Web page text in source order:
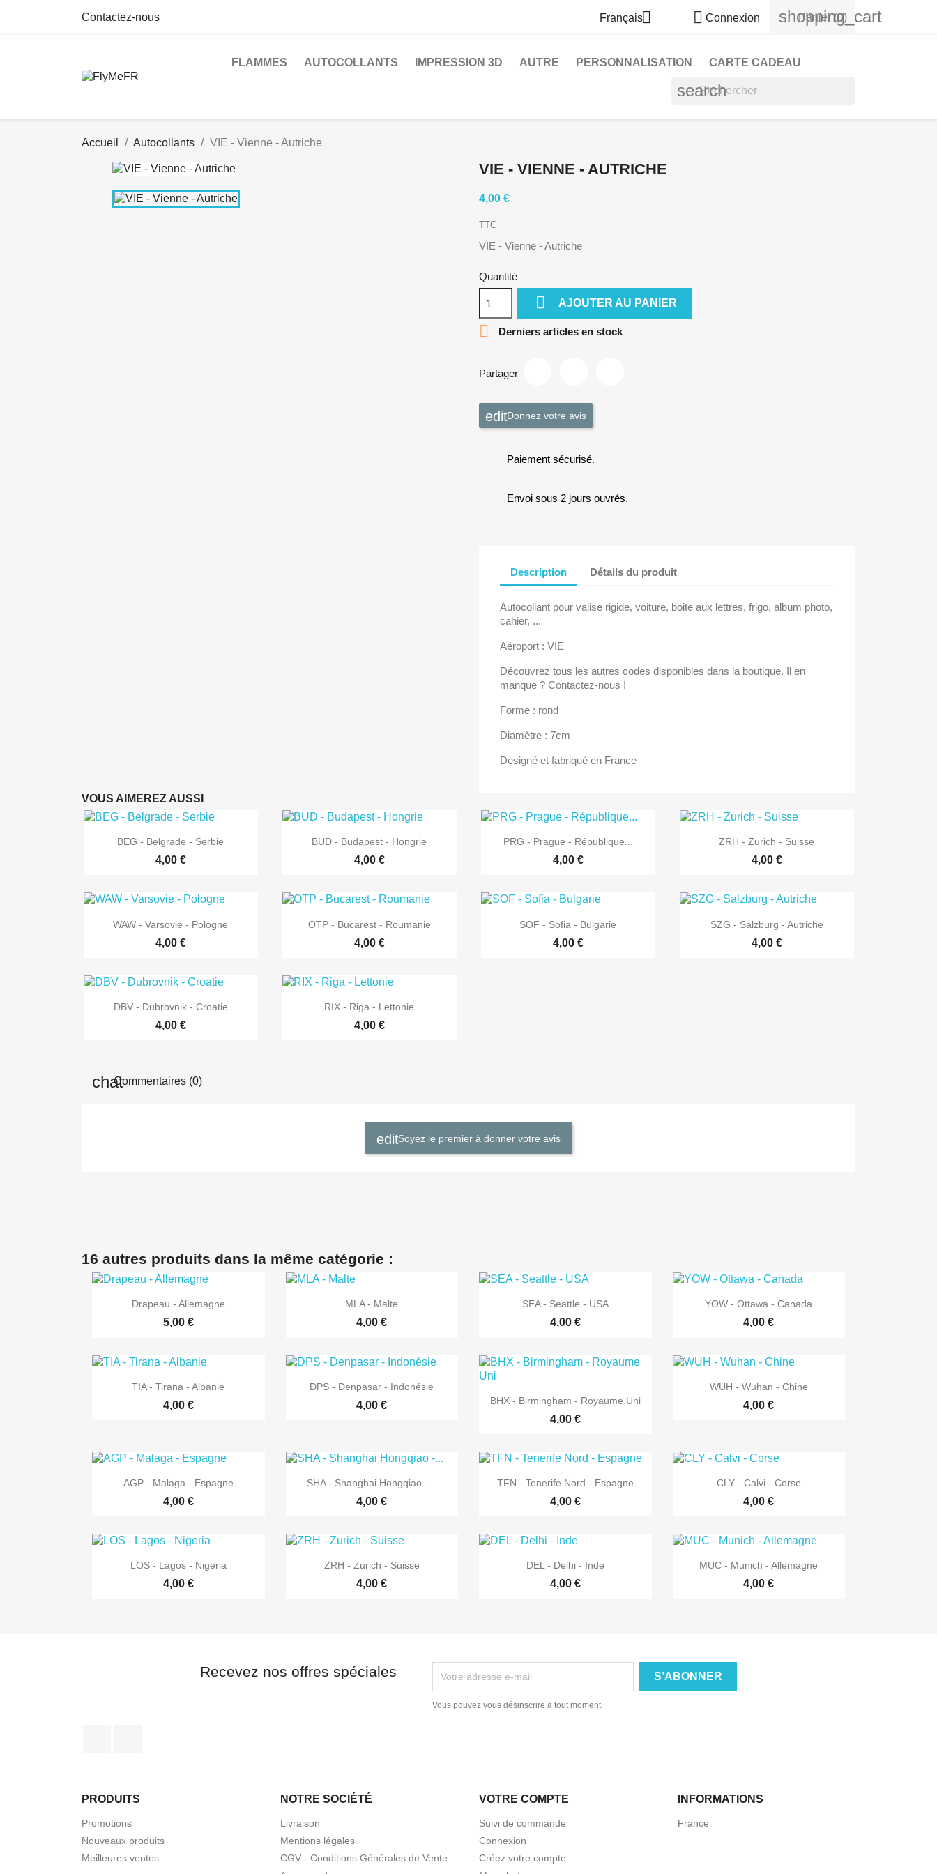
Contactez-nous Français  Connexion shopping_cart
Panier (0)
FLAMMES AUTOCOLLANTS IMPRESSION 3D AUTRE PERSONNALISATION CARTE CADEAU
search
Accueil Autocollants VIE - Vienne - Autriche
VIE - VIENNE - AUTRICHE
4,00 €
TTC
VIE - Vienne - Autriche
Quantité
 AJOUTER AU PANIER
 Derniers articles en stock
Partager
Donnez votre avis
Paiement sécurisé.
Envoi sous 2 jours ouvrés.
Description Détails du produit
Autocollant pour valise rigide, voiture, boite aux lettres, frigo, album photo,
cahier, ...
Aéroport : VIE
Découvrez tous les autres codes disponibles dans la boutique. Il en
manque ? Contactez-nous !
Forme : rond
Diamètre : 7cm
Designé et fabriqué en France
VOUS AIMEREZ AUSSI
 Aperçu rapide
BEG - Belgrade - Serbie
4,00 €
 Aperçu rapide
BUD - Budapest - Hongrie
4,00 €
 Aperçu rapide
PRG - Prague - République...
4,00 €
 Aperçu rapide
ZRH - Zurich - Suisse
4,00 €
 Aperçu rapide
WAW - Varsovie - Pologne
4,00 €
 Aperçu rapide
OTP - Bucarest - Roumanie
4,00 €
 Aperçu rapide
SOF - Sofia - Bulgarie
4,00 €
 Aperçu rapide
SZG - Salzburg - Autriche
4,00 €
 Aperçu rapide
DBV - Dubrovnik - Croatie
4,00 €
 Aperçu rapide
RIX - Riga - Lettonie
4,00 €
Commentaires (0)
Soyez le premier à donner votre avis
16 autres produits dans la même catégorie :
 Aperçu rapide
Drapeau - Allemagne
5,00 €
Aperçu rapide
MLA - Malte
4,00 €
 Aperçu rapide
SEA - Seattle - USA
4,00 €
 Aperçu rapide
YOW - Ottawa - Canada
4,00 €
 Aperçu rapide
TIA - Tirana - Albanie
4,00 €
 Aperçu rapide
DPS - Denpasar - Indonésie
4,00 €  Aperçu rapide
BHX - Birmingham - Royaume Uni
4,00 €
 Aperçu rapide
WUH - Wuhan - Chine
4,00 €
 Aperçu rapide
AGP - Malaga - Espagne
4,00 €
 Aperçu rapide
SHA - Shanghai Hongqiao -...
4,00 €
 Aperçu rapide
TFN - Tenerife Nord - Espagne
4,00 €
 Aperçu rapide
CLY - Calvi - Corse
4,00 €
 Aperçu rapide
LOS - Lagos - Nigeria
4,00 €
 Aperçu rapide
ZRH - Zurich - Suisse
4,00 €
 Aperçu rapide
DEL - Delhi - Inde
4,00 €
 Aperçu rapide
MUC - Munich - Allemagne
4,00 €
Recevez nos offres spéciales
Vous pouvez vous désinscrire à tout moment.
PRODUITS
Promotions
Nouveaux produits
Meilleures ventes
NOTRE SOCIÉTÉ
Livraison
Mentions légales
CGV - Conditions Générales de Vente
VOTRE COMPTE
Suivi de commande
Connexion
Créez votre compte
INFORMATIONS
France